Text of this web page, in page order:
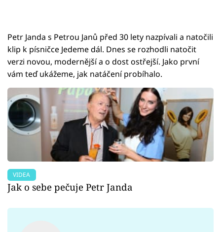
Petr Janda s Petrou Janů před 30 lety nazpívali a natočili
klip k písničce Jedeme dál. Dnes se rozhodli natočit
verzi novou, modernější a o dost ostřejší. Jako první
vám teď ukážeme, jak natáčení probíhalo.
VIDEA
Jak o sebe pečuje Petr Janda